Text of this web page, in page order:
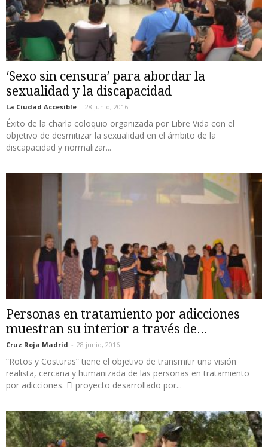
‘Sexo sin censura’ para abordar la
sexualidad y la discapacidad
La Ciudad Accesible - 28 junio, 2016
Éxito de la charla coloquio organizada por Libre Vida con el
objetivo de desmitizar la sexualidad en el ámbito de la
discapacidad y normalizar...
Personas en tratamiento por adicciones
muestran su interior a través de...
Cruz Roja Madrid - 28 junio, 2016
”Rotos y Costuras” tiene el objetivo de transmitir una visión
realista, cercana y humanizada de las personas en tratamiento
por adicciones. El proyecto desarrollado por...